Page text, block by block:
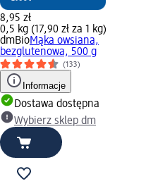
8,95 zł
0,5 kg (17,90 zł za 1 kg)
dmBioMąka owsiana,
bezglutenowa, 500 g
(133)
Informacje
Dostawa dostępna
Wybierz sklep dm